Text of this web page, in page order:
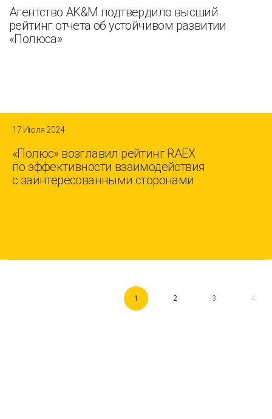
Агентство AK&M подтвердило высший
рейтинг отчета об устойчивом развитии
«Полюса»
17 Июля 2024
«Полюс» возглавил рейтинг RAEX
по эффективности взаимодействия
с заинтересованными сторонами
1 2 3 4